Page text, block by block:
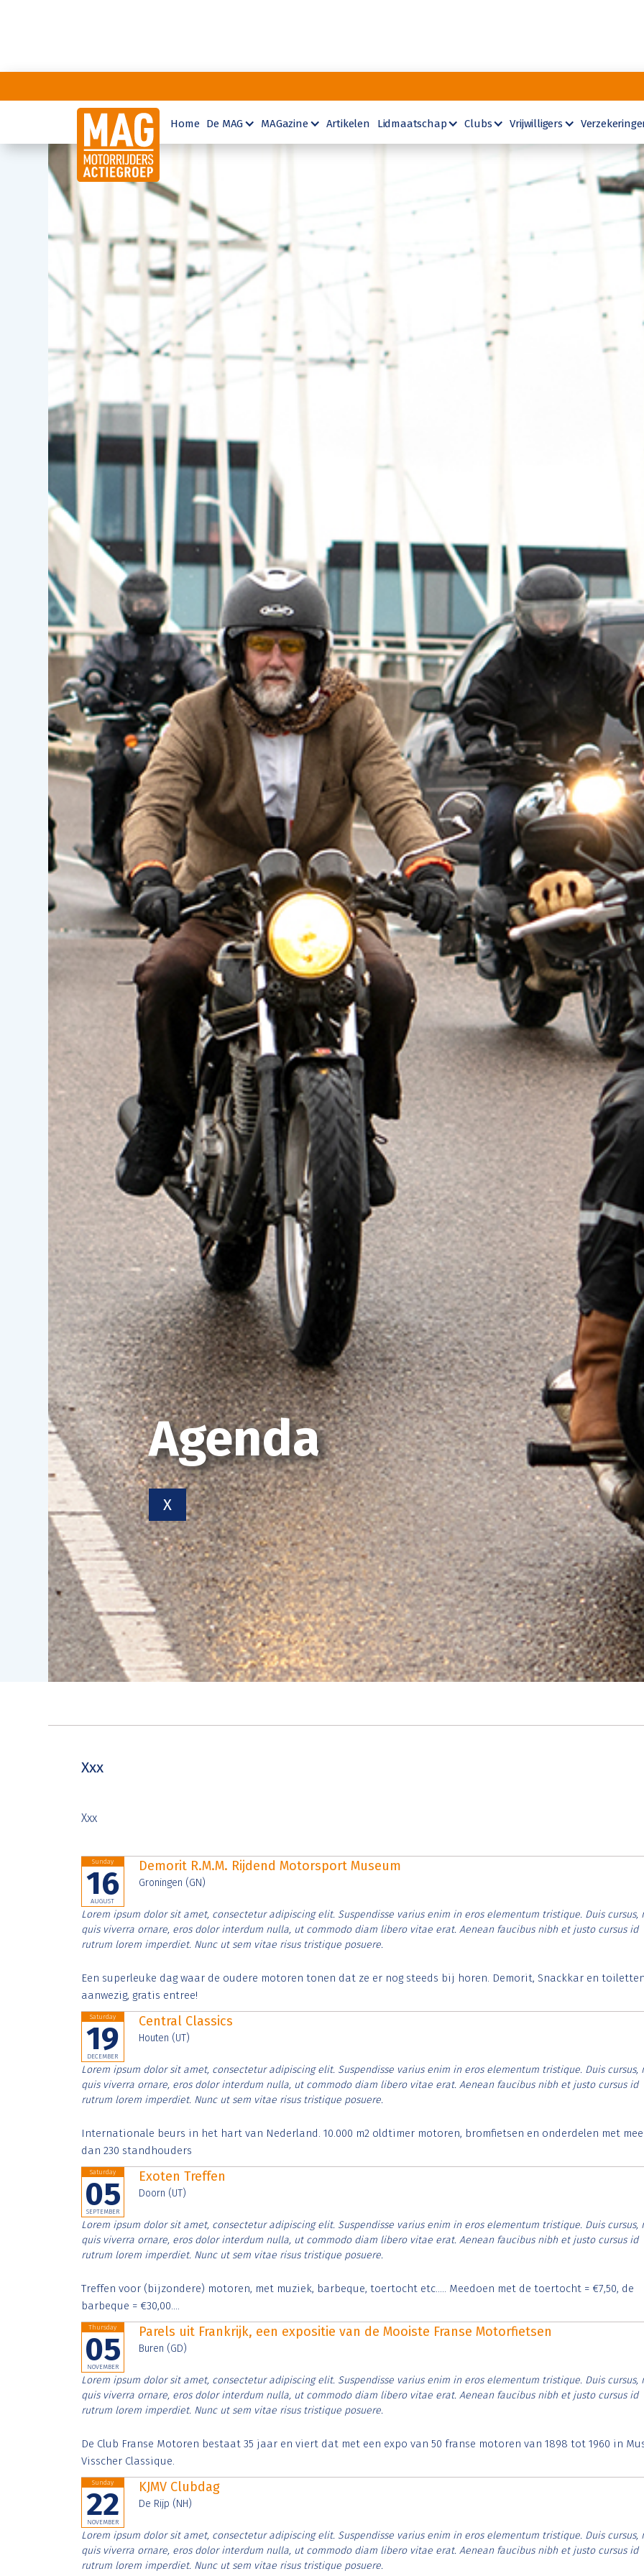
Home De MAG MAGazine Artikelen Lidmaatschap Clubs Vrijwilligers
Agenda
X
Xxx
Xxx
Sunday
16
AUGUST
Demorit R.M.M. Rijdend Motorsport Museum
Groningen (GN)
Lorem ipsum dolor sit amet, consectetur adipiscing elit. Suspendisse varius enim in eros elementum tristique. Duis cursus,
quis viverra ornare, eros dolor interdum nulla, ut commodo diam libero vitae erat. Aenean faucibus nibh et justo cursus id
rutrum lorem imperdiet. Nunc ut sem vitae risus tristique posuere.
Een superleuke dag waar de oudere motoren tonen dat ze er nog steeds bij horen. Demorit, Snackkar en
aanwezig, gratis entree!
Saturday
19
DECEMBER
Central Classics
Houten (UT)
Lorem ipsum dolor sit amet, consectetur adipiscing elit. Suspendisse varius enim in eros elementum tristique. Duis cursus,
quis viverra ornare, eros dolor interdum nulla, ut commodo diam libero vitae erat. Aenean faucibus nibh et justo cursus id
rutrum lorem imperdiet. Nunc ut sem vitae risus tristique posuere.
Internationale beurs in het hart van Nederland. 10.000 m2 oldtimer motoren, bromfietsen en onderdelen met
dan 230 standhouders
Saturday
05
SEPTEMBER
Exoten Treffen
Doorn (UT)
Lorem ipsum dolor sit amet, consectetur adipiscing elit. Suspendisse varius enim in eros elementum tristique. Duis cursus,
quis viverra ornare, eros dolor interdum nulla, ut commodo diam libero vitae erat. Aenean faucibus nibh et justo cursus id
rutrum lorem imperdiet. Nunc ut sem vitae risus tristique posuere.
Treffen voor (bijzondere) motoren, met muziek, barbeque, toertocht etc..... Meedoen met de toertocht = €7,50, de
barbeque = €30,00....
Thursday
05
NOVEMBER
Parels uit Frankrijk, een expositie van de Mooiste Franse Motorfietsen
Buren (GD)
Lorem ipsum dolor sit amet, consectetur adipiscing elit. Suspendisse varius enim in eros elementum tristique. Duis cursus,
quis viverra ornare, eros dolor interdum nulla, ut commodo diam libero vitae erat. Aenean faucibus nibh et justo cursus id
rutrum lorem imperdiet. Nunc ut sem vitae risus tristique posuere.
De Club Franse Motoren bestaat 35 jaar en viert dat met een expo van 50 franse motoren van 1898 tot 1960 in
Visscher Classique.
Sunday
22
NOVEMBER
KJMV Clubdag
De Rijp (NH)
Lorem ipsum dolor sit amet, consectetur adipiscing elit. Suspendisse varius enim in eros elementum tristique. Duis cursus,
quis viverra ornare, eros dolor interdum nulla, ut commodo diam libero vitae erat. Aenean faucibus nibh et justo cursus id
rutrum lorem imperdiet. Nunc ut sem vitae risus tristique posuere.